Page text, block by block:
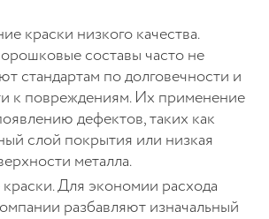
краски низкого качества.
составы часто не
стандартам по долговечности и
к повреждениям. Их применение
дефектов, таких как
слой покрытия или низкая
металла.
краски. Для экономии расхода
разбавляют изначальный